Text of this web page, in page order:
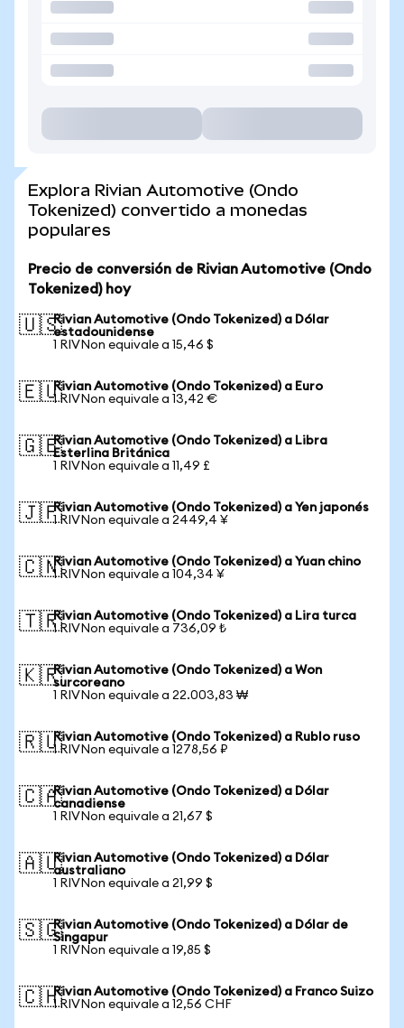
Explora Rivian Automotive (Ondo
Tokenized) convertido a monedas
populares
Precio de conversión de Rivian Automotive (Ondo
Tokenized) hoy
🇺🇸Rivian Automotive (Ondo Tokenized) a Dólar
estadounidense
1 RIVNon equivale a 15,46 $
🇪🇺Rivian Automotive (Ondo Tokenized) a Euro
1 RIVNon equivale a 13,42 €
🇬🇧Rivian Automotive (Ondo Tokenized) a Libra
Esterlina Británica
1 RIVNon equivale a 11,49 £
🇯🇵Rivian Automotive (Ondo Tokenized) a Yen japonés
1 RIVNon equivale a 2449,4 ¥
🇨🇳Rivian Automotive (Ondo Tokenized) a Yuan chino
1 RIVNon equivale a 104,34 ¥
🇹🇷Rivian Automotive (Ondo Tokenized) a Lira turca
1 RIVNon equivale a 736,09 ₺
🇰🇷Rivian Automotive (Ondo Tokenized) a Won
surcoreano
1 RIVNon equivale a 22.003,83 ₩
🇷🇺Rivian Automotive (Ondo Tokenized) a Rublo ruso
1 RIVNon equivale a 1278,56 ₽
🇨🇦Rivian Automotive (Ondo Tokenized) a Dólar
canadiense
1 RIVNon equivale a 21,67 $
🇦🇺Rivian Automotive (Ondo Tokenized) a Dólar
australiano
1 RIVNon equivale a 21,99 $
🇸🇬Rivian Automotive (Ondo Tokenized) a Dólar de
Singapur
1 RIVNon equivale a 19,85 $
🇨🇭Rivian Automotive (Ondo Tokenized) a Franco Suizo
1 RIVNon equivale a 12,56 CHF